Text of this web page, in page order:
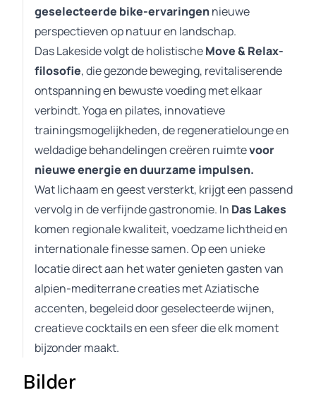
geselecteerde bike-ervaringennieuwe
perspectieven op natuur en landschap.
Das Lakeside volgt de holistischeMove & Relax-
filosofie, die gezonde beweging, revitaliserende
ontspanning en bewuste voeding met elkaar
verbindt. Yoga en pilates, innovatieve
trainingsmogelijkheden, de regeneratielounge en
weldadige behandelingen creëren ruimtevoor
nieuwe energie en duurzame impulsen.
Wat lichaam en geest versterkt, krijgt een passend
vervolg in de verfijnde gastronomie. In Das Lakes
komen regionale kwaliteit, voedzame lichtheid en
internationale finesse samen. Op een unieke
locatie direct aan het water genieten gasten van
alpien-mediterrane creaties met Aziatische
accenten, begeleid door geselecteerde wijnen,
creatieve cocktails en een sfeer die elk moment
bijzonder maakt.
Bilder